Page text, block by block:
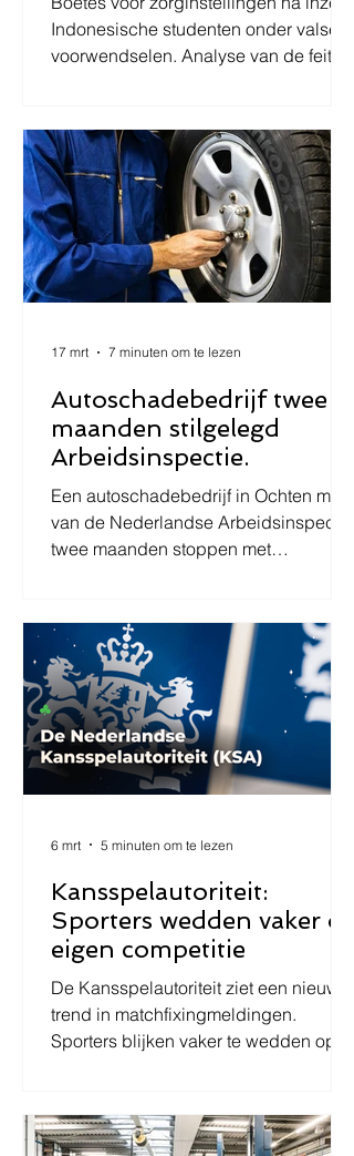
Indonesische studenten onder valse
voorwendselen. Analyse van de feiten
Autoschadebedrijf twee
maanden stilgelegd
Arbeidsinspectie.
Een autoschadebedrijf in Ochten moet
van de Nederlandse Arbeidsinspectie
twee maanden stoppen met
juridische analyse van de
stilleggingsmaatregel, de Wet
minimumloon en
minimumvakantiebijslag en de Wet
arbeid vreemdelingen.
17 mrt 7 minuten om te lezen
Kansspelautoriteit:
Sporters wedden vaker op
eigen competitie
De Kansspelautoriteit ziet een nieuwe
trend in matchfixingmeldingen.
Sporters blijken vaker te wedden op
matchfixing en
sportweddenschappen.
6 mrt 5 minuten om te lezen